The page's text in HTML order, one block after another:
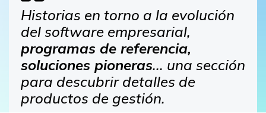
Historias en torno a la evolución
del software empresarial,
programas de referencia,
soluciones pioneras... una sección
para descubrir detalles de
productos de gestión.